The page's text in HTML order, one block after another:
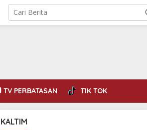
TV PERBATASAN TIK TOK
KALTIM